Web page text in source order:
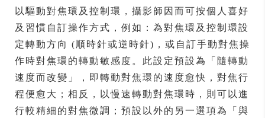
以驅動對焦環及控制環，攝影師因而可按個人喜好
及習慣自訂操作方式，例如：為對焦環及控制環設
定轉動方向 (順時針或逆時針)，或自訂手動對焦操
作時對焦環的轉動敏感度。此設定預設為「隨轉動
速度而改變」，即轉動對焦環的速度愈快，對焦行
程便愈大；相反，以慢速轉動對焦環時，則可以進
行較精細的對焦微調；預設以外的另一選項為「與